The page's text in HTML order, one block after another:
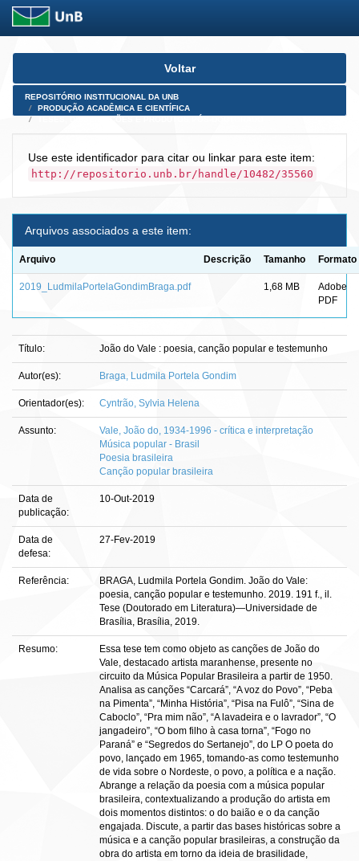
Skip
Voltar
REPOSITÓRIO INSTITUCIONAL DA UNB
PRODUÇÃO ACADÊMICA E CIENTÍFICA
Use este identificador para citar ou linkar para este item:
http://repositorio.unb.br/handle/10482/35560
Arquivos associados a este item:
Arquivo Descrição Tamanho Formato
2019_LudmilaPortelaGondimBraga.pdf 1,68 MB
Adobe
PDF
Título: João do Vale : poesia, canção popular e testemunho
Autor(es): Braga, Ludmila Portela Gondim
Orientador(es): Cyntrão, Sylvia Helena
Assunto:
Vale, João do, 1934-1996 - crítica e interpretação
Música popular - Brasil
Poesia brasileira
Canção popular brasileira
Data de
publicação:
10-Out-2019
Data de
defesa:
27-Fev-2019
Referência:
BRAGA, Ludmila Portela Gondim. João do Vale:
poesia, canção popular e testemunho. 2019. 191 f., il.
Tese (Doutorado em Literatura)—Universidade de
Brasília, Brasília, 2019.
Resumo:
Essa tese tem como objeto as canções de João do
Vale, destacado artista maranhense, presente no
circuito da Música Popular Brasileira a partir de 1950.
Analisa as canções “Carcará”, “A voz do Povo”, “Peba
na Pimenta”, “Minha História”, “Pisa na Fulô”, “Sina de
Caboclo”, “Pra mim não”, “A lavadeira e o lavrador”, “O
jangadeiro”, “O bom filho à casa torna”, “Fogo no
Paraná” e “Segredos do Sertanejo”, do LP O poeta do
povo, lançado em 1965, tomando-as como testemunho
de vida sobre o Nordeste, o povo, a política e a nação.
Abrange a relação da poesia com a música popular
brasileira, contextualizando a produção do artista em
dois momentos distintos: o do baião e o da canção
engajada. Discute, a partir das bases históricas sobre a
música e a canção popular brasileiras, a construção da
obra do artista em torno da ideia de brasilidade,